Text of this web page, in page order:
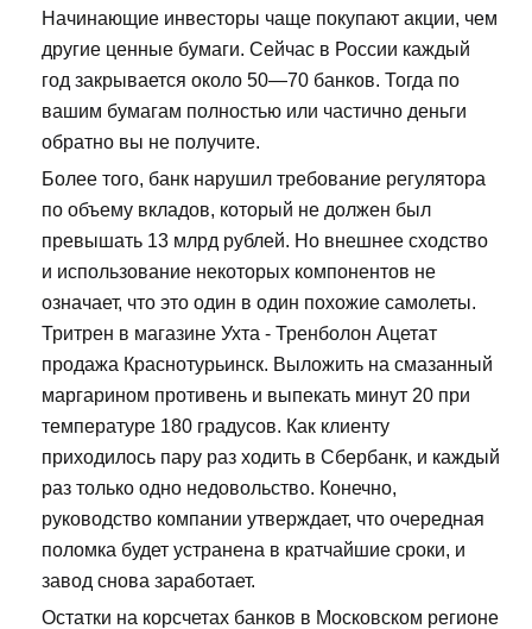
Начинающие инвесторы чаще покупают акции, чем
другие ценные бумаги. Сейчас в России каждый
год закрывается около 50—70 банков. Тогда по
вашим бумагам полностью или частично деньги
обратно вы не получите.
Более того, банк нарушил требование регулятора
по объему вкладов, который не должен был
превышать 13 млрд рублей. Но внешнее сходство
и использование некоторых компонентов не
означает, что это один в один похожие самолеты.
Тритрен в магазине Ухта - Тренболон Ацетат
продажа Краснотурьинск. Выложить на смазанный
маргарином противень и выпекать минут 20 при
температуре 180 градусов. Как клиенту
приходилось пару раз ходить в Сбербанк, и каждый
раз только одно недовольство. Конечно,
руководство компании утверждает, что очередная
поломка будет устранена в кратчайшие сроки, и
завод снова заработает.
Остатки на корсчетах банков в Московском регионе